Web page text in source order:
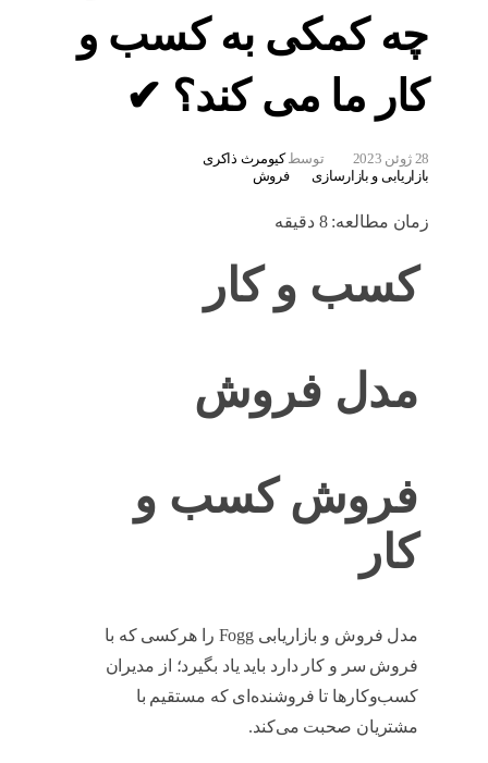
چه کمکی به کسب و
کار ما می کند؟ ✔
28 ژوئن 2023 توسط کیومرث ذاکری
بازاریابی و بازارسازی
فروش
زمان مطالعه:8 دقیقه
کسب و کار
مدل فروش
فروش کسب و
کار
مدل فروش و بازاریابی Fogg را هرکسی که با
فروش سر و کار دارد باید یاد بگیرد؛ از مدیران
کسب‌وکارها تا فروشنده‌ای که مستقیم با
مشتریان صحبت می‌کند.